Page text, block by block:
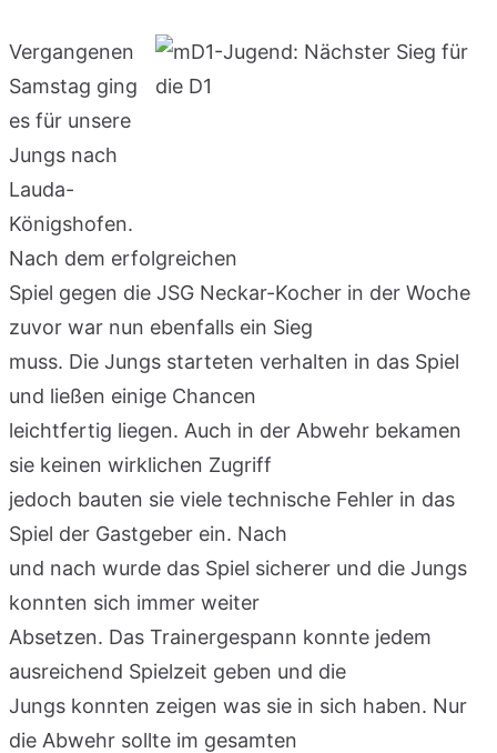
Vergangenen
Samstag ging
es für unsere
Jungs nach
Lauda-
Königshofen.
Nach dem erfolgreichen
Spiel gegen die JSG Neckar-Kocher in der Woche
zuvor war nun ebenfalls ein Sieg
muss. Die Jungs starteten verhalten in das Spiel
und ließen einige Chancen
leichtfertig liegen. Auch in der Abwehr bekamen
sie keinen wirklichen Zugriff
jedoch bauten sie viele technische Fehler in das
Spiel der Gastgeber ein. Nach
und nach wurde das Spiel sicherer und die Jungs
konnten sich immer weiter
Absetzen. Das Trainergespann konnte jedem
ausreichend Spielzeit geben und die
Jungs konnten zeigen was sie in sich haben. Nur
die Abwehr sollte im gesamten